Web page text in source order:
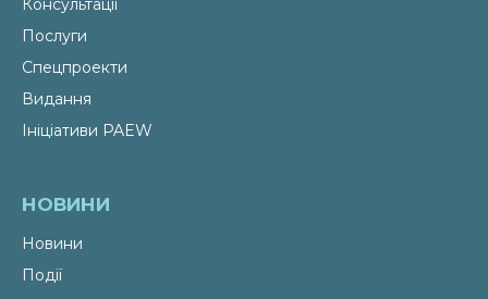
Консультації
Послуги
Спецпроекти
Видання
Ініціативи PAEW
НОВИНИ
Новини
Події